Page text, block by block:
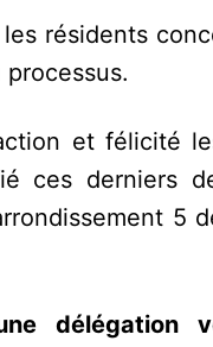
résidents
et félicité
ces derniers
5
délégation